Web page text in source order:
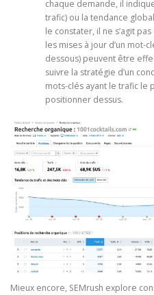
chaque demande, il
trafic) ou la tendance
le constater, il ne s’agit
les mises à jour d’un mot-
dessous) peuvent être
suivre la stratégie d’un
mots-clés ayant le trafic le
positionner dessus.
Mieux encore, SEMrush explore